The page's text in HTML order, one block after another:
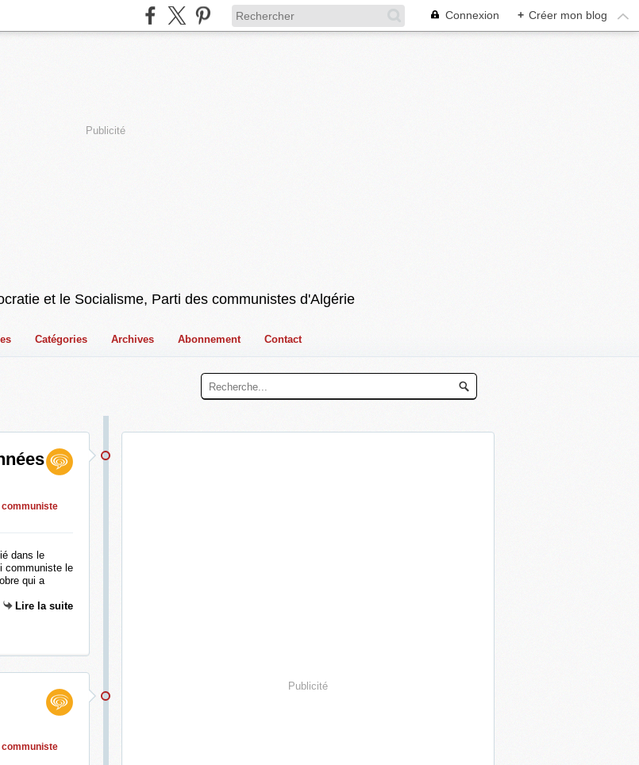
Connexion + Créer mon blog
Publicité
et le Socialisme, Parti des communistes d'Algérie
Catégories Archives Abonnement Contact
communiste
dans le
communiste le
qui a
Lire la suite
communiste
Publicité